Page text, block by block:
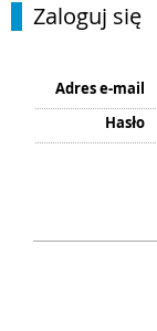
Zaloguj się
Adres e-mail
Hasło